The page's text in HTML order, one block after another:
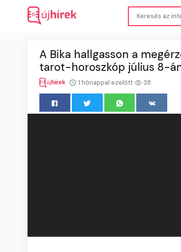
A Bika hallgasson a
tarot-horoszkóp július 8-
1 hónappal ezelőtt 38